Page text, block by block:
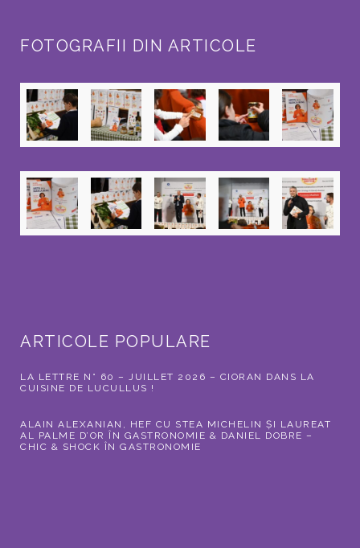
FOTOGRAFII DIN ARTICOLE
ARTICOLE POPULARE
LA LETTRE N° 60 – JUILLET 2026 – CIORAN DANS LA
CUISINE DE LUCULLUS !
ALAIN ALEXANIAN, HEF CU STEA MICHELIN ȘI LAUREAT
AL PALME D’OR ÎN GASTRONOMIE & DANIEL DOBRE –
CHIC & SHOCK ÎN GASTRONOMIE